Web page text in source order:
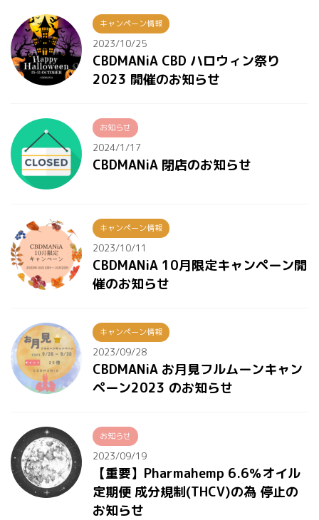
キャンペーン情報
2023/10/25
CBDMANiA CBD ハロウィン祭り
2023 開催のお知らせ
お知らせ
2024/1/17
CBDMANiA 閉店のお知らせ
キャンペーン情報
2023/10/11
CBDMANiA 10月限定キャンペーン開
催のお知らせ
キャンペーン情報
2023/09/28
CBDMANiA お月見フルムーンキャン
ペーン2023 のお知らせ
お知らせ
2023/09/19
【重要】Pharmahemp 6.6％オイル
定期便 成分規制(THCV)の為 停止の
お知らせ